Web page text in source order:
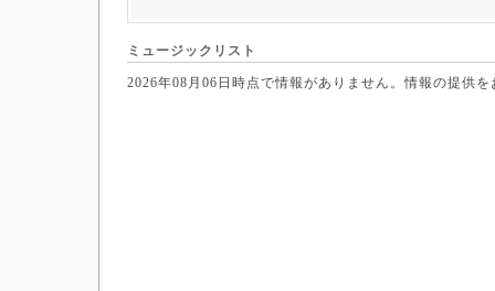
ミュージックリスト
2026年08月06日時点で情報がありません。情報の提供